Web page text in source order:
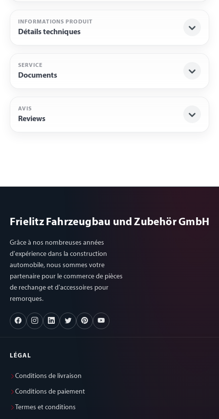
INFORMATIONS PRODUIT
Détails techniques
SERVICE
Documents
AVIS
Reviews
Frielitz Fahrzeugbau und Zubehör GmbH
Grâce à nos nombreuses années
d'expérience dans la construction
automobile, nous sommes votre
partenaire pour le commerce de pièces
de rechange et d'accessoires pour
remorques.
LÉGAL
Conditions de livraison
Conditions de paiement
Termes et conditions